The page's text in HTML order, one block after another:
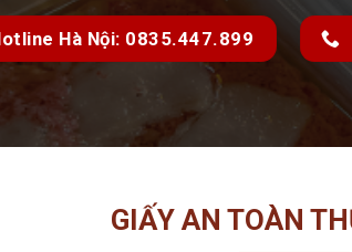
Hà Nội: 0835.447.899
GIẤY AN TOÀN